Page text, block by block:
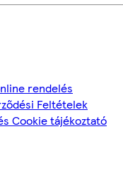
rendelés
Feltételek
Cookie tájékoztató